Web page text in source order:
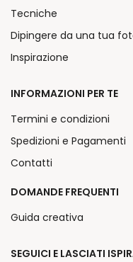
SEGUICI E LASCIATI
Tecniche
Dipingere da una tua
Inspirazione
INFORMAZIONI PER TE
Termini e condizioni
Spedizioni e Pagamenti
Contatti
DOMANDE FREQUENTI
Guida creativa